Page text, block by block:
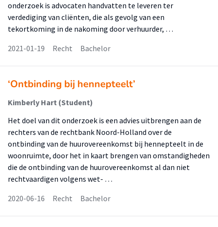
onderzoek is advocaten handvatten te leveren ter
verdediging van cliënten, die als gevolg van een
tekortkoming in de nakoming door verhuurder, …
2021-01-19
Recht Bachelor
‘Ontbinding bij hennepteelt’
Kimberly Hart (Student)
Het doel van dit onderzoek is een advies uitbrengen aan de
rechters van de rechtbank Noord-Holland over de
ontbinding van de huurovereenkomst bij hennepteelt in de
woonruimte, door het in kaart brengen van omstandigheden
die de ontbinding van de huurovereenkomst al dan niet
rechtvaardigen volgens wet- …
2020-06-16
Recht Bachelor